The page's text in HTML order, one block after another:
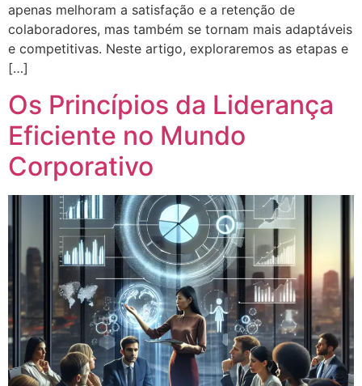
apenas melhoram a satisfação e a retenção de
colaboradores, mas também se tornam mais adaptáveis
e competitivas. Neste artigo, exploraremos as etapas e
[…]
Os Princípios da Liderança
Eficiente no Mundo
Corporativo